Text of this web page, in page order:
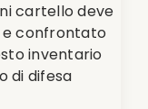
cartello deve
confrontato
inventario
di difesa